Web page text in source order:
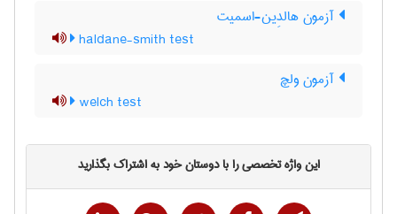
آزمون هالدِین-اسمیت
haldane-smith test
آزمون ولچ
welch test
این واژه تخصصی را با دوستان خود به اشتراک بگذارید